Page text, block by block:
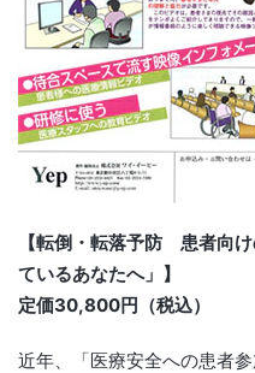
【転倒・転落予防 患者向
ているあなたへ」】
定価30,800円（税込）
近年、「医療安全への患者